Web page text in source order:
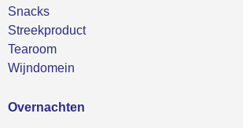
Snacks
Streekproduct
Tearoom
Wijndomein
Overnachten